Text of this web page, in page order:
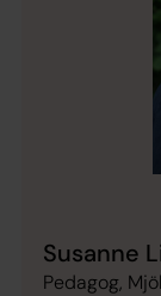
Susanne
Pedagog,